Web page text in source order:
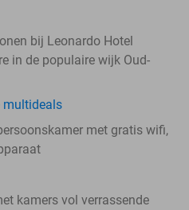
bij Leonardo Hotel
in de populaire wijk Oud-
multideals
met gratis wifi,
kamers vol verrassende